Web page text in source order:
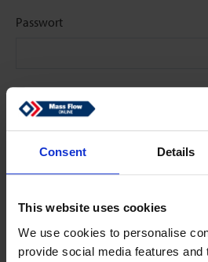
Consent Details
This website uses cookies
We use cookies to personalise
provide social media features and
Passwort
Angemeldet bleiben
Einloggen Passwort
Ein Konto erstellen
Erstellen Sie ein kostenloses